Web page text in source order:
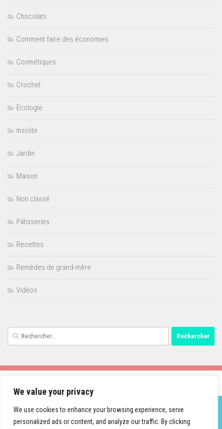
We value your privacy
We use cookies to enhance your browsing experience, serve
personalized ads or content, and analyze our traffic. By clicking
Chocolats
Comment faire des économies
Cosmétiques
Crochet
Ecologie
Insolite
Jardin
Maison
Non classé
Pâtisseries
Recettes
Remèdes de grand-mère
Vidéos
Rechercher :